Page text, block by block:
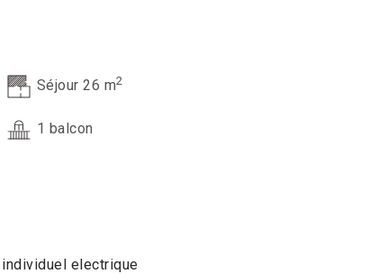
Séjour 26 m2
1 balcon
individuel electrique